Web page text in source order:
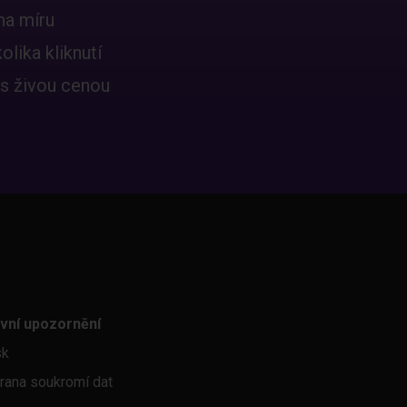
míru
kliknutí
živou cenou
upozornění
soukromí dat